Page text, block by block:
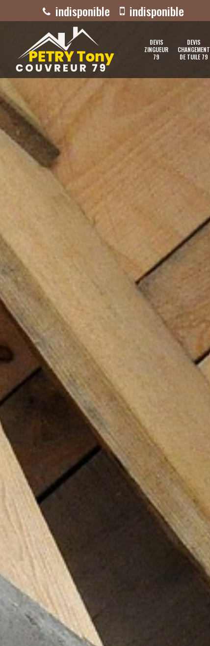
indisponible indisponible
DEVIS
ZINGUEUR
79
DEVIS
CHANGEMENT
DE TUILE 79